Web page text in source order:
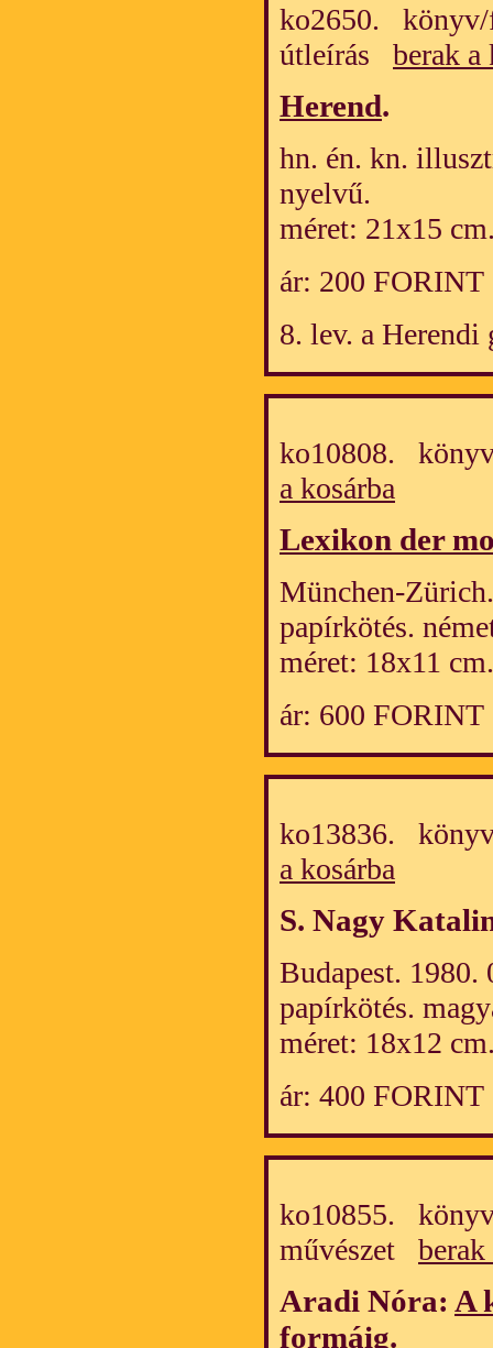
ko2650. könyv/
útleírás berak a
Herend.
hn. én. kn.
nyelvű.
méret: 21x15
ár: 200 FORINT
8. lev. a Herendi
ko10808.
a kosárba
Lexikon der
München-
papírkötés.
méret: 18x11 cm.
ár: 600 FORINT
ko13836.
a kosárba
S. Nagy
Budapest.
papírkötés.
méret: 18x12
ár: 400 FORINT
ko10855.
művészet berak
Aradi Nóra: A
formáig.